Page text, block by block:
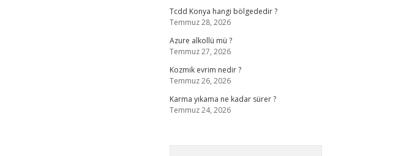
Tcdd Konya hangi bölgededir ?
Temmuz 28, 2026
Azure alkollü mü ?
Temmuz 27, 2026
Kozmik evrim nedir ?
Temmuz 26, 2026
Karma yıkama ne kadar sürer ?
Temmuz 24, 2026